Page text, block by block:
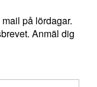
på lördagar.
Anmäl dig